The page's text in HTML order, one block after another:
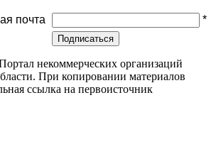
почта *
Подписаться
некоммерческих организаций
При копировании материалов
ссылка на первоисточник